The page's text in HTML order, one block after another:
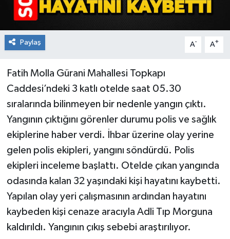
Paylaş A- A+
Fatih Molla Gürani Mahallesi Topkapı
Caddesi’ndeki 3 katlı otelde saat 05.30
sıralarında bilinmeyen bir nedenle yangın çıktı.
Yangının çıktığını görenler durumu polis ve sağlık
ekiplerine haber verdi. İhbar üzerine olay yerine
gelen polis ekipleri, yangını söndürdü. Polis
ekipleri inceleme başlattı. Otelde çıkan yangında
odasında kalan 32 yaşındaki kişi hayatını kaybetti.
Yapılan olay yeri çalışmasının ardından hayatını
kaybeden kişi cenaze aracıyla Adli Tıp Morguna
kaldırıldı. Yangının çıkış sebebi araştırılıyor.